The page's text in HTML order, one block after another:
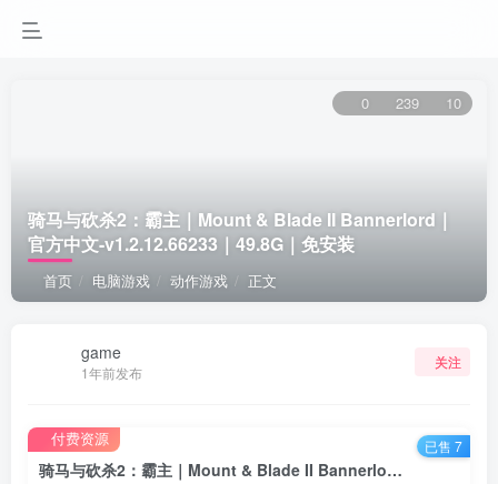
骑马与砍杀2：霸主｜Mount & Blade II Bannerlord｜
官方中文-v1.2.12.66233｜49.8G｜免安装
首页 电脑游戏 动作游戏 正文
0 239 10
game
1年前发布
关注
骑马与砍杀2：霸主｜Mount & Blade II Bannerlord｜官方中文-v1.2.12.66233｜49.8G｜免安装
付费资源 已售 7